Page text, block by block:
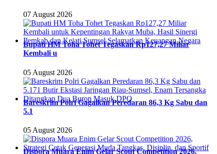
07 August 2026
Bupati HM Toha Tohet Tegaskan Rp127,27 Miliar
Kembali u
05 August 2026
Bareskrim Polri Gagalkan Peredaran 86,3 Kg Sabu dan
5.1
05 August 2026
Dispora Muara Enim Gelar Scout Competition 2026,